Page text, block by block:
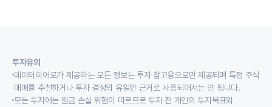
투자유의
데이터히어로가 제공하는 모든 정보는 투자 참고용으로만 제공되며 특정 주식
매매를 추천하거나 투자 결정의 유일한 근거로 사용되어서는 안 됩니다.
모든 투자에는 원금 손실 위험이 따르므로 투자 전 개인의 투자목표와